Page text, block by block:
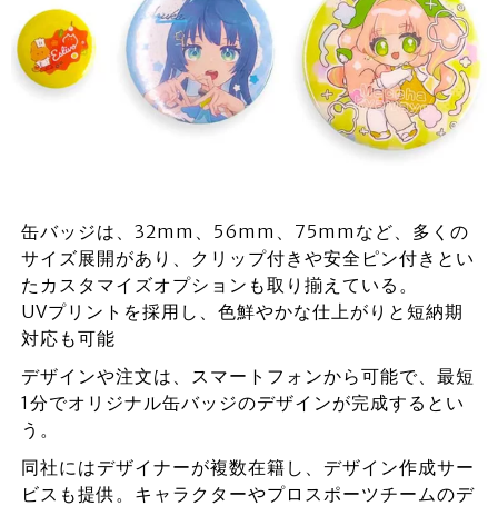
缶バッジは、32mm、56mm、75mmなど、多くの
サイズ展開があり、クリップ付きや安全ピン付きとい
たカスタマイズオプションも取り揃えている。
UVプリントを採用し、色鮮やかな仕上がりと短納期
対応も可能
デザインや注文は、スマートフォンから可能で、最短
1分でオリジナル缶バッジのデザインが完成するとい
う。
同社にはデザイナーが複数在籍し、デザイン作成サー
ビスも提供。キャラクターやプロスポーツチームのデ